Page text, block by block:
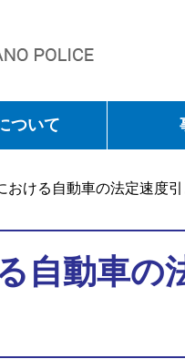
ついて
おける自動車の法定速度
自動車の